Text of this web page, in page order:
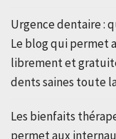
Urgence dentaire :
Le blog qui permet
librement et
dents saines toute
Les bienfaits
permet aux